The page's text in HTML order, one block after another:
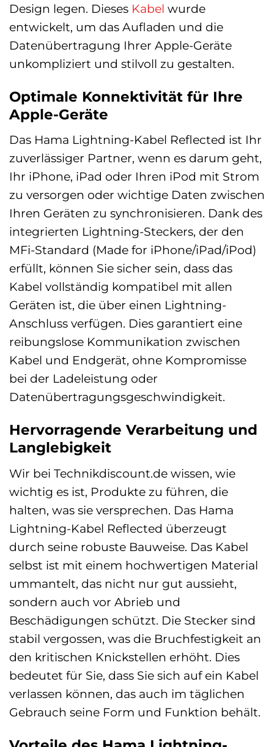
Design legen. Dieses Kabel wurde
entwickelt, um das Aufladen und die
Datenübertragung Ihrer Apple-Geräte
unkompliziert und stilvoll zu gestalten.
Optimale Konnektivität für Ihre
Apple-Geräte
Das Hama Lightning-Kabel Reflected ist Ihr
zuverlässiger Partner, wenn es darum geht,
Ihr iPhone, iPad oder Ihren iPod mit Strom
zu versorgen oder wichtige Daten zwischen
Ihren Geräten zu synchronisieren. Dank des
integrierten Lightning-Steckers, der den
MFi-Standard (Made for iPhone/iPad/iPod)
erfüllt, können Sie sicher sein, dass das
Kabel vollständig kompatibel mit allen
Geräten ist, die über einen Lightning-
Anschluss verfügen. Dies garantiert eine
reibungslose Kommunikation zwischen
Kabel und Endgerät, ohne Kompromisse
bei der Ladeleistung oder
Datenübertragungsgeschwindigkeit.
Hervorragende Verarbeitung und
Langlebigkeit
Wir bei Technikdiscount.de wissen, wie
wichtig es ist, Produkte zu führen, die
halten, was sie versprechen. Das Hama
Lightning-Kabel Reflected überzeugt
durch seine robuste Bauweise. Das Kabel
selbst ist mit einem hochwertigen Material
ummantelt, das nicht nur gut aussieht,
sondern auch vor Abrieb und
Beschädigungen schützt. Die Stecker sind
stabil vergossen, was die Bruchfestigkeit an
den kritischen Knickstellen erhöht. Dies
bedeutet für Sie, dass Sie sich auf ein Kabel
verlassen können, das auch im täglichen
Gebrauch seine Form und Funktion behält.